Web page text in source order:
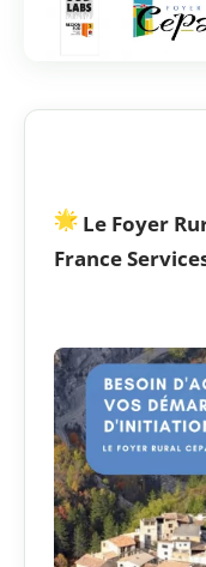
Le Foyer
France